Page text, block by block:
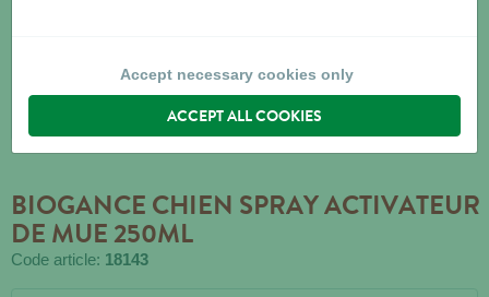
BIOGANCE CHIEN SPRAY ACTIVATEUR
DE MUE 250ML
Code article: 18143
Accept necessary cookies only
ACCEPT ALL COOKIES